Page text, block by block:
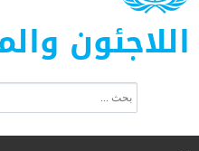
اللاجئون
ت
ب